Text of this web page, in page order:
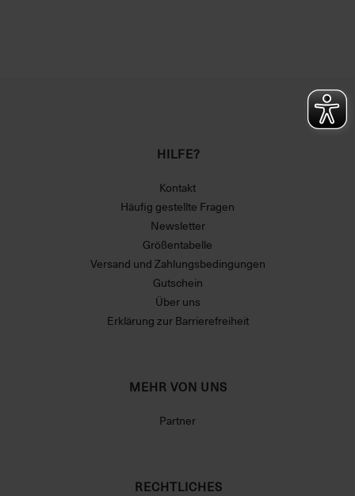
HILFE?
Kontakt
Häufig gestellte Fragen
Newsletter
Größentabelle
Versand und Zahlungsbedingungen
Gutschein
Über uns
Erklärung zur Barrierefreiheit
MEHR VON UNS
Partner
RECHTLICHES